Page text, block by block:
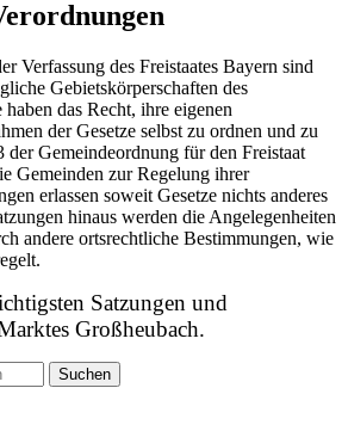
Verfassung des Freistaates Bayern sind
Gebietskörperschaften des
das Recht, ihre eigenen
der Gesetze selbst zu ordnen und zu
Gemeindeordnung für den Freistaat
Gemeinden zur Regelung ihrer
erlassen soweit Gesetze nichts anderes
hinaus werden die Angelegenheiten
andere ortsrechtliche Bestimmungen, wie
Satzungen und
Großheubach.
Suchen